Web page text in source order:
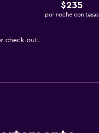
$235
por noche con tasas
check-out.